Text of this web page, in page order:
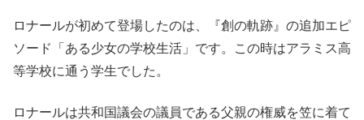
ロナールが初めて登場したのは、『創の軌跡』の追加エピ
ソード「ある少女の学校生活」です。この時はアラミス高
等学校に通う学生でした。
ロナールは共和国議会の議員である父親の権威を笠に着て